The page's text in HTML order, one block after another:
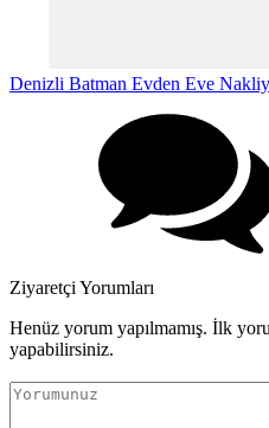
Denizli Batman Evden Eve
Ziyaretçi Yorumları
Henüz yorum yapılmamış. İlk
yapabilirsiniz.